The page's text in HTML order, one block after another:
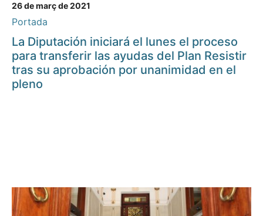
26 de març de 2021
Portada
La Diputación iniciará el lunes el proceso
para transferir las ayudas del Plan Resistir
tras su aprobación por unanimidad en el
pleno